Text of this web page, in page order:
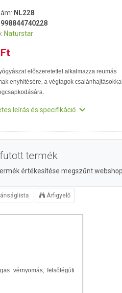
NL228
Naturstar
előszeretettel alkalmazza reumás
enyhítésére, a végtagok csalánhajtásokkal
leírás és specifikáció
termék
értékesítése megszűnt
Árfigyelő
vérnyomás, felsőlégúti